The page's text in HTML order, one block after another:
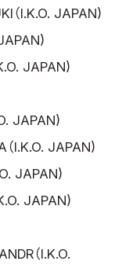
（I.K.O. JAPAN)
JAPAN)
JAPAN)
I.K.O. JAPAN)
JAPAN)
JAPAN)
（I.K.O.